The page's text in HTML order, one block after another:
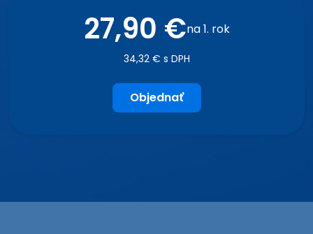
27,90 €na 1. rok
34,32 € s DPH
Objednať